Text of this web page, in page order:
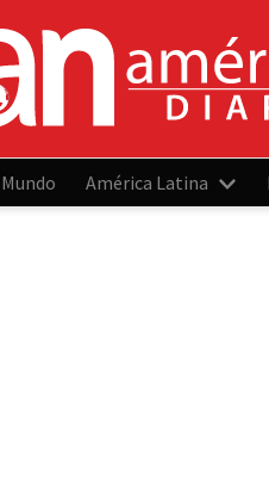
Mundo América Latina